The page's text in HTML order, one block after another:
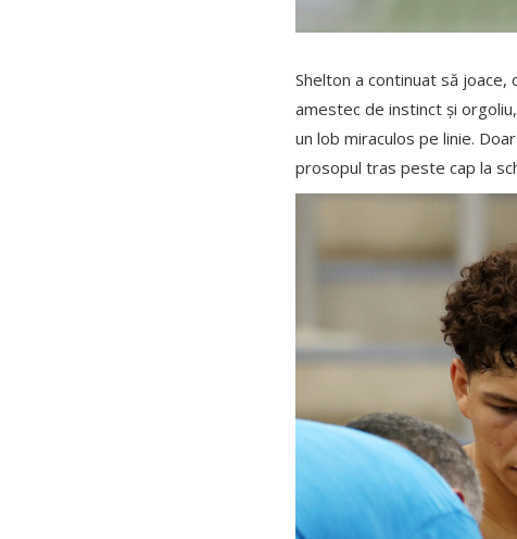
Shelton a continuat să joace,
amestec de instinct și
un lob miraculos pe linie.
prosopul tras peste cap la